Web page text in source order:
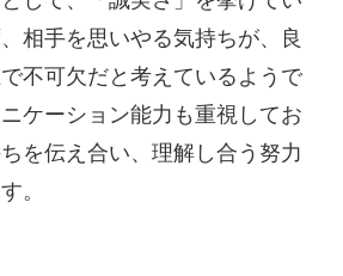
相手を思いやる気持ちが、良
不可欠だと考えているようで
ケーション能力も重視してお
を伝え合い、理解し合う努力
。